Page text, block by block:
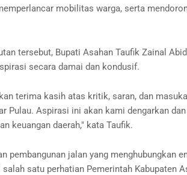
mobilitas warga, serta
tersebut, Bupati Asahan Taufik Zainal
secara damai dan kondusif.
terima kasih atas kritik, saran, dan
Pulau. Aspirasi ini akan kami dengarkan
keuangan daerah," kata Taufik.
pembangunan jalan yang menghubungkan
satu perhatian Pemerintah Kabupaten